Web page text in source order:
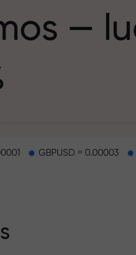
—
GBPUSD = 0.00003